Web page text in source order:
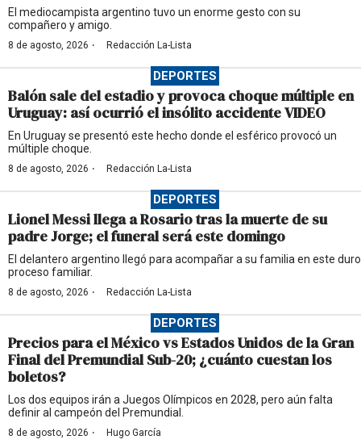
El mediocampista argentino tuvo un enorme gesto con su
compañero y amigo.
8 de agosto, 2026 · Redacción La-Lista
DEPORTES
Balón sale del estadio y provoca choque múltiple en
Uruguay: así ocurrió el insólito accidente VIDEO
En Uruguay se presentó este hecho donde el esférico provocó un
múltiple choque.
8 de agosto, 2026 · Redacción La-Lista
DEPORTES
Lionel Messi llega a Rosario tras la muerte de su
padre Jorge; el funeral será este domingo
El delantero argentino llegó para acompañar a su familia en este duro
proceso familiar.
8 de agosto, 2026 · Redacción La-Lista
DEPORTES
Precios para el México vs Estados Unidos de la Gran
Final del Premundial Sub-20; ¿cuánto cuestan los
boletos?
Los dos equipos irán a Juegos Olímpicos en 2028, pero aún falta
definir al campeón del Premundial.
8 de agosto, 2026 · Hugo García